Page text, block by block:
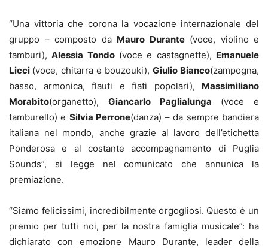
“Una vittoria che corona la vocazione internazionale del
gruppo – composto da Mauro Durante(voce, violino e
tamburi),Alessia Tondo(voce e castagnette), Emanuele
Licci (voce, chitarra e bouzouki), Giulio Bianco(zampogna,
basso, armonica, flauti e fiati popolari), Massimiliano
Morabito(organetto), Giancarlo Paglialunga (voce e
tamburello) e Silvia Perrone(danza) – da sempre bandiera
italiana nel mondo, anche grazie al lavoro dell’etichetta
Ponderosa e al costante accompagnamento di Puglia
Sounds”, si legge nel comunicato che annunica la
premiazione.
“Siamo felicissimi, incredibilmente orgogliosi. Questo è un
premio per tutti noi, per la nostra famiglia musicale”: ha
dichiarato con emozione Mauro Durante, leader della